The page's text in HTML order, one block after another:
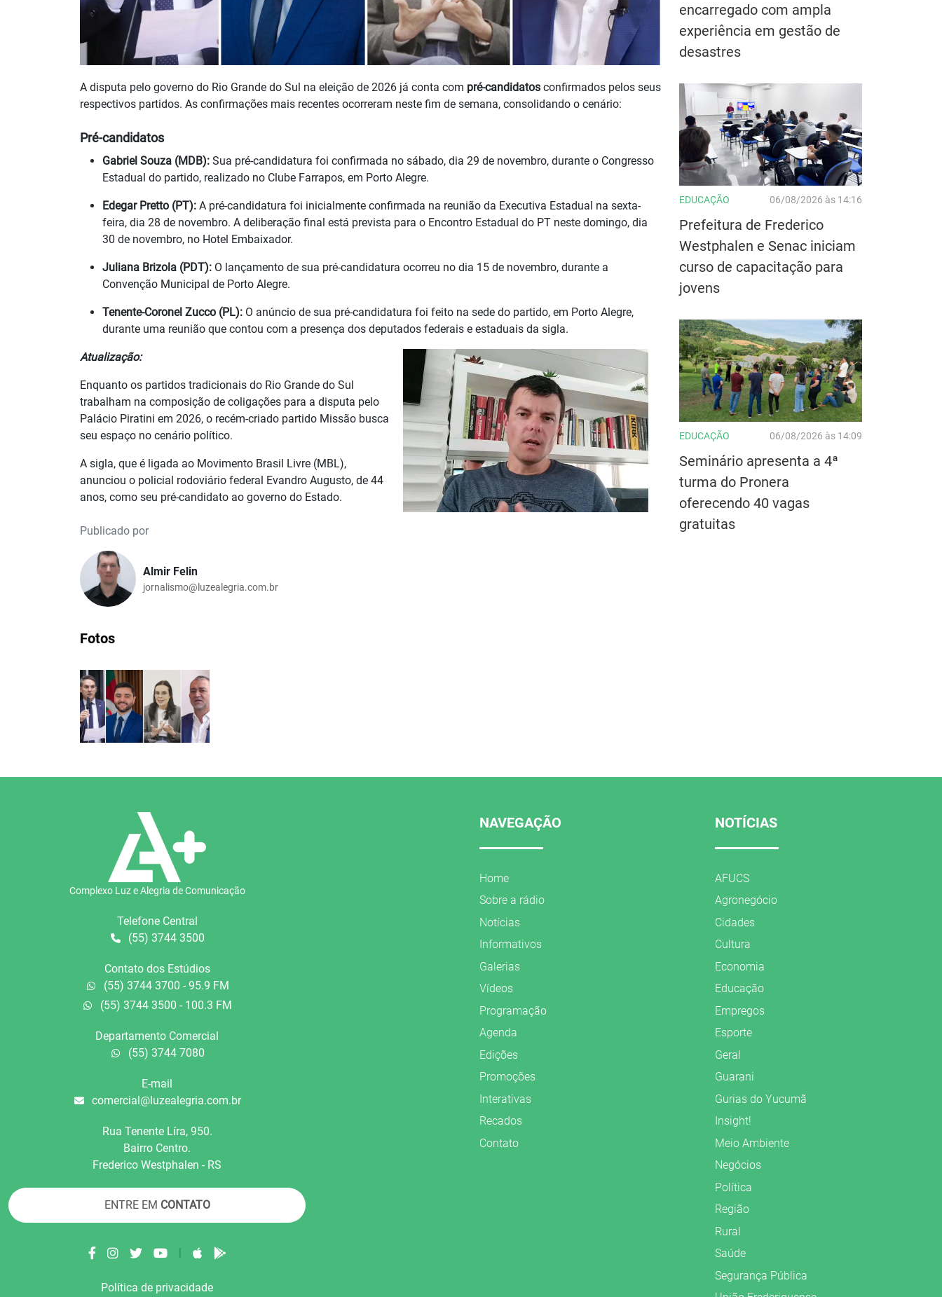
A disputa pelo governo do Rio Grande do Sul na eleição de 2026 já conta com pré-candidatos confirmados pelos seus
respectivos partidos. As confirmações mais recentes ocorreram neste fim de semana, consolidando o cenário:
Pré-candidatos
Gabriel Souza (MDB): Sua pré-candidatura foi confirmada no sábado, dia 29 de novembro, durante o Congresso
Estadual do partido, realizado no Clube Farrapos, em Porto Alegre.
Edegar Pretto (PT): A pré-candidatura foi inicialmente confirmada na reunião da Executiva Estadual na sexta-
feira, dia 28 de novembro. A deliberação final está prevista para o Encontro Estadual do PT neste domingo, dia
30 de novembro, no Hotel Embaixador.
Juliana Brizola (PDT): O lançamento de sua pré-candidatura ocorreu no dia 15 de novembro, durante a
Convenção Municipal de Porto Alegre.
Tenente-Coronel Zucco (PL): O anúncio de sua pré-candidatura foi feito na sede do partido, em Porto Alegre,
durante uma reunião que contou com a presença dos deputados federais e estaduais da sigla.
Atualização:
Enquanto os partidos tradicionais do Rio Grande do Sul
trabalham na composição de coligações para a disputa pelo
Palácio Piratini em 2026, o recém-criado partido Missão busca
seu espaço no cenário político.
A sigla, que é ligada ao Movimento Brasil Livre (MBL),
anunciou o policial rodoviário federal Evandro Augusto, de 44
anos, como seu pré-candidato ao governo do Estado.
Publicado por
Almir Felin
jornalismo@luzealegria.com.br
Fotos
encarregado com ampla
experiência em gestão de
desastres
EDUCAÇÃO 06/08/2026 às 14:16
Prefeitura de Frederico
Westphalen e Senac iniciam
curso de capacitação para
jovens
EDUCAÇÃO 06/08/2026 às 14:09
Seminário apresenta a 4ª
turma do Pronera
oferecendo 40 vagas
gratuitas
Complexo Luz e Alegria de Comunicação
Telefone Central
(55) 3744 3500
Contato dos Estúdios
(55) 3744 3700 - 95.9 FM
(55) 3744 3500 - 100.3 FM
Departamento Comercial
(55) 3744 7080
E-mail
comercial@luzealegria.com.br
Rua Tenente Líra, 950.
Bairro Centro.
Frederico Westphalen - RS
ENTRE EM CONTATO
|
Política de privacidade
NAVEGAÇÃO
Home
Sobre a rádio
Notícias
Informativos
Galerias
Vídeos
Programação
Agenda
Edições
Promoções
Interativas
Recados
Contato
NOTÍCIAS
AFUCS
Agronegócio
Cidades
Cultura
Economia
Educação
Empregos
Esporte
Geral
Guarani
Gurias do Yucumã
Insight!
Meio Ambiente
Negócios
Política
Região
Rural
Saúde
Segurança Pública